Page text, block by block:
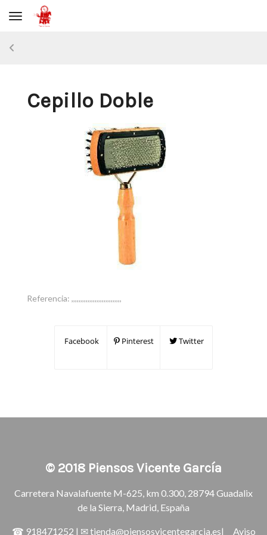
Toggle navigation
Cepillo Doble
Referencia: ,,,,,,,,,,,,,,,,,,,,,,,,,,,,
Facebook Pinterest Twitter
© 2018 Piensos Vicente García
Carretera Navalafuente M-625, km 0.300, 28794 Guadalix
de la Sierra, Madrid, España
☎ 918471252 | ✉tienda@piensosvicentegarcia.es| Aviso